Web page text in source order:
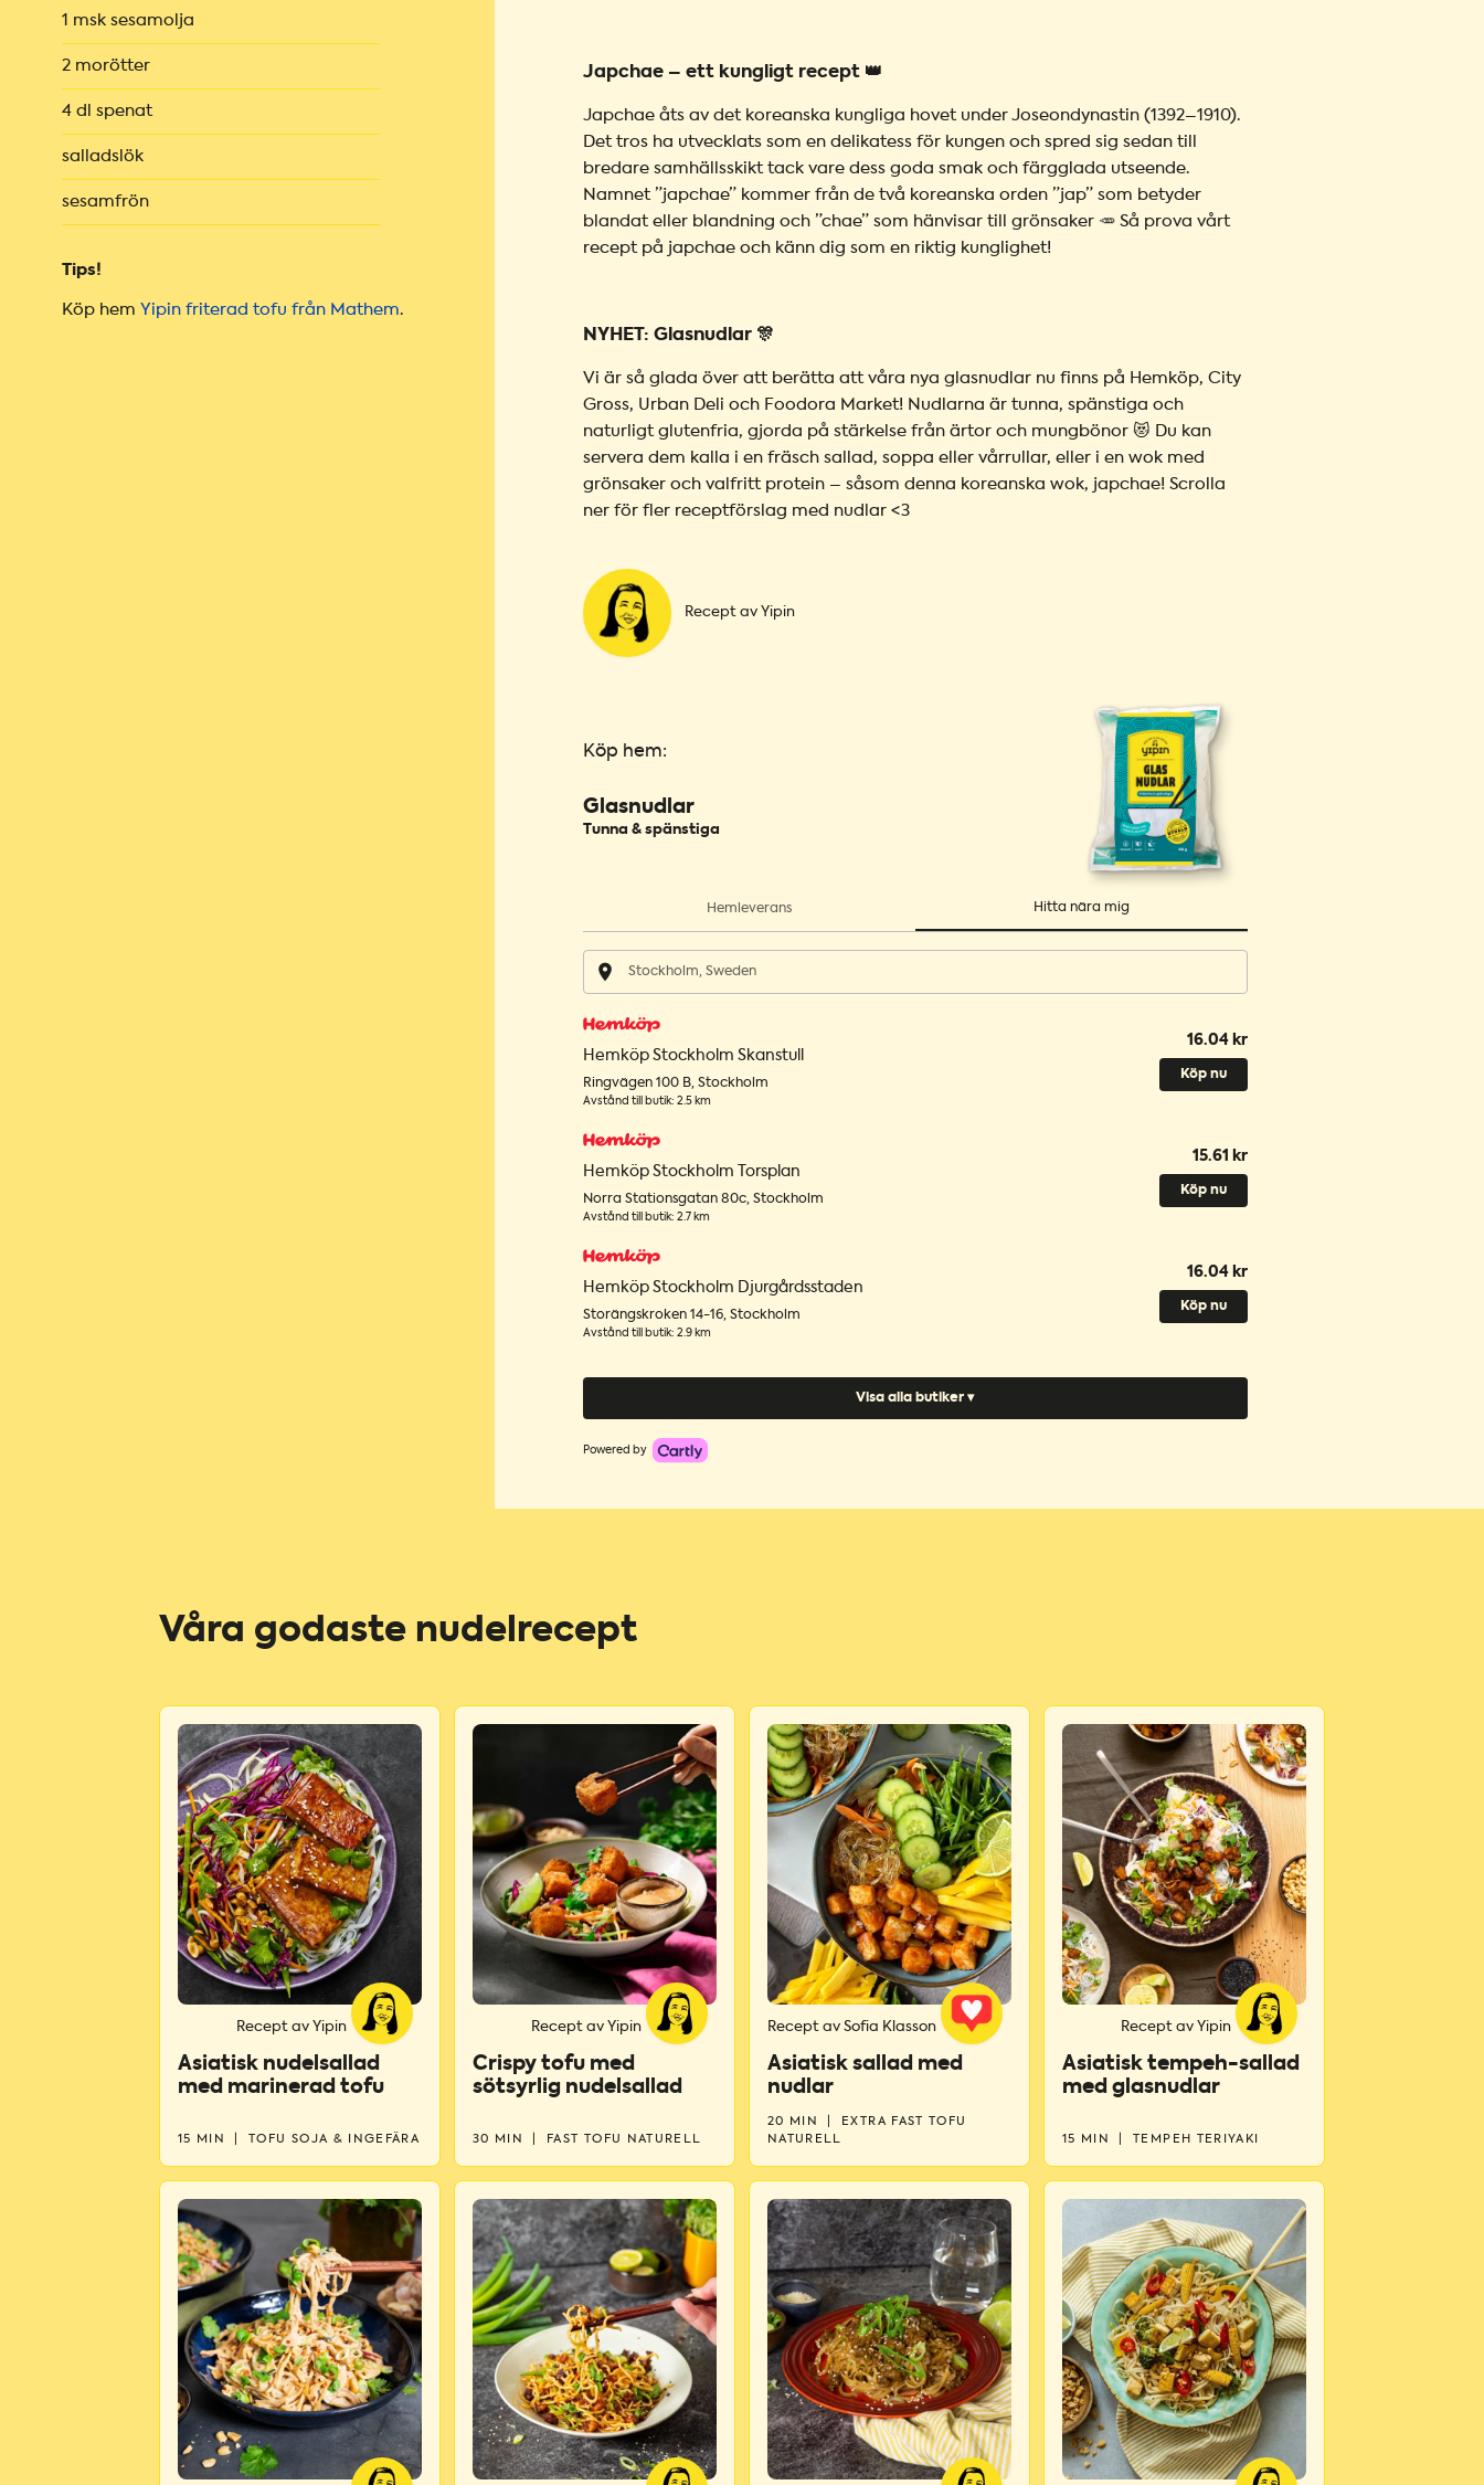
1 msk sesamolja
2 morötter
4 dl spenat
salladslök
sesamfrön
Tips!
Köp hem Yipin friterad tofu från Mathem.
Japchae – ett kungligt recept 👑
Japchae åts av det koreanska kungliga hovet under Joseondynastin (1392–1910).
Det tros ha utvecklats som en delikatess för kungen och spred sig sedan till
bredare samhällsskikt tack vare dess goda smak och färgglada utseende.
Namnet ”japchae” kommer från de två koreanska orden ”jap” som betyder
blandat eller blandning och ”chae” som hänvisar till grönsaker 🥕 Så prova vårt
recept på japchae och känn dig som en riktig kunglighet!
NYHET: Glasnudlar 🎊
Vi är så glada över att berätta att våra nya glasnudlar nu finns på Hemköp, City
Gross, Urban Deli och Foodora Market! Nudlarna är tunna, spänstiga och
naturligt glutenfria, gjorda på stärkelse från ärtor och mungbönor 😻 Du kan
servera dem kalla i en fräsch sallad, soppa eller vårrullar, eller i en wok med
grönsaker och valfritt protein – såsom denna koreanska wok, japchae! Scrolla
ner för fler receptförslag med nudlar <3
Recept av Yipin
Köp hem:
Glasnudlar
Tunna & spänstiga
Hemleverans Hitta nära mig
Hemköp Stockholm Skanstull
Ringvägen 100 B, Stockholm
Avstånd till butik: 2.5 km
16.04 kr
Köp nu
Hemköp Stockholm Torsplan
Norra Stationsgatan 80c, Stockholm
Avstånd till butik: 2.7 km
15.61 kr
Köp nu
Hemköp Stockholm Djurgårdsstaden
Storängskroken 14-16, Stockholm
Avstånd till butik: 2.9 km
16.04 kr
Köp nu
Visa alla butiker ▾
Powered by
Våra godaste nudelrecept
Recept av Yipin
Asiatisk nudelsallad
med marinerad tofu
15 MIN TOFU SOJA & INGEFÄRA
Recept av Yipin
Crispy tofu med
sötsyrlig nudelsallad
30 MIN FAST TOFU NATURELL
Recept av Sofia Klasson
Asiatisk sallad med
nudlar
20 MIN
EXTRA FAST TOFU
NATURELL
Recept av Yipin
Asiatisk tempeh-sallad
med glasnudlar
15 MIN TEMPEH TERIYAKI